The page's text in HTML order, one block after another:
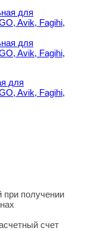
для
для
Avik, Fagihi,
при получении
счет